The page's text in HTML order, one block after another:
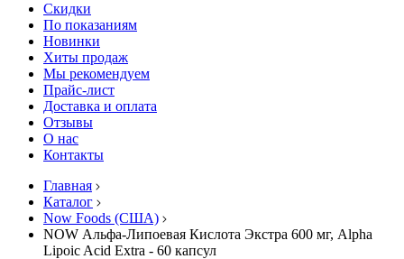
Скидки
По показаниям
Новинки
Хиты продаж
Мы рекомендуем
Прайс-лист
Доставка и оплата
Отзывы
О нас
Контакты
Главная
Каталог
Now Foods (США)
NOW Альфа-Липоевая Кислота Экстра 600 мг, Alpha
Lipoic Acid Extra - 60 капсул